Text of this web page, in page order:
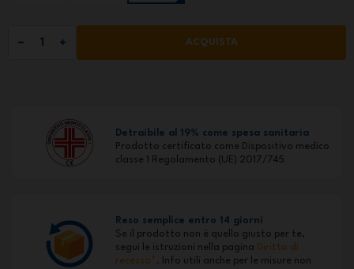
ACQUISTA
Detraibile al 19% come spesa sanitaria
Prodotto certificato come Dispositivo medico
classe 1 Regolamento (UE) 2017/745
Reso semplice entro 14 giorni
Se il prodotto non è quello giusto per te,
segui le istruzioni nella pagina Diritto di
recesso* . Info utili anche per le misure non